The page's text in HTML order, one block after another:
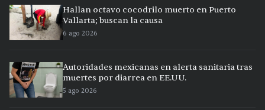
Hallan octavo cocodrilo muerto en Puerto
Vallarta; buscan la causa
6 ago 2026
Autoridades mexicanas en alerta sanitaria tras
muertes por diarrea en EE.UU.
5 ago 2026